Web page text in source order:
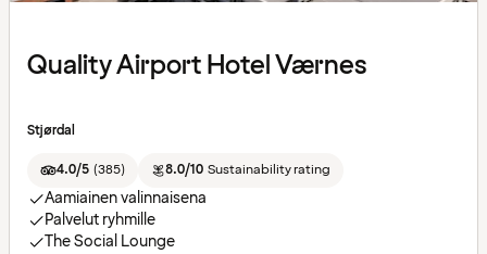
Quality Airport Hotel Værnes
Stjørdal
4.0/5 (385) 8.0/10 Sustainability rating
Aamiainen valinnaisena
Palvelut ryhmille
The Social Lounge